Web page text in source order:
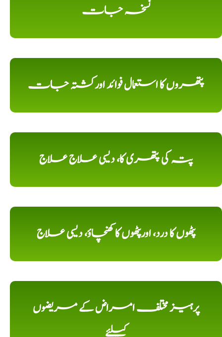
نسخہ جات
پتھروں کا استعمال فوائد اورکشتہ جات
پتہ کی پتھری کا، دیسی علاج علاج
پٹھوں کا درد، اورپٹھوں کا کھنچاؤ، دیسی علاج
پرہیز مختلف امراض کے مریضوں
کیلئے